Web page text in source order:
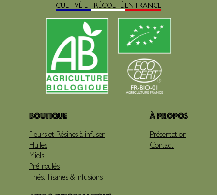
CULTIVÉ ET RÉCOLTÉ EN FRANCE
Boutique
Fleurs et Résines à infuser
Huiles
Miels
Pré-roulés
Thés, Tisanes & Infusions
À propos
Présentation
Contact